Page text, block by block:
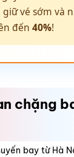
vé sớm và
đến 40%!
chặng
bay từ Hà